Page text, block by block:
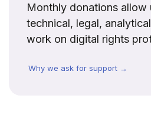
Monthly donations allow
technical, legal,
work on digital rights
Why we ask for support →